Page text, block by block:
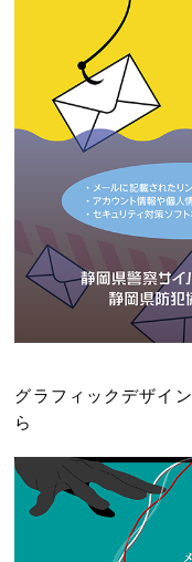
グラフィックデザイ
ら